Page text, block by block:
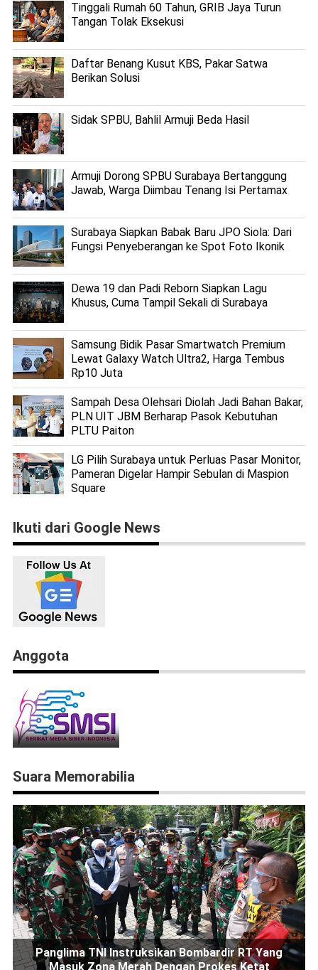
Tinggali Rumah 60 Tahun, GRIB Jaya Turun
Tangan Tolak Eksekusi
Daftar Benang Kusut KBS, Pakar Satwa
Berikan Solusi
Sidak SPBU, Bahlil Armuji Beda Hasil
Armuji Dorong SPBU Surabaya Bertanggung
Jawab, Warga Diimbau Tenang Isi Pertamax
Surabaya Siapkan Babak Baru JPO Siola: Dari
Fungsi Penyeberangan ke Spot Foto Ikonik
Dewa 19 dan Padi Reborn Siapkan Lagu
Khusus, Cuma Tampil Sekali di Surabaya
Samsung Bidik Pasar Smartwatch Premium
Lewat Galaxy Watch Ultra2, Harga Tembus
Rp10 Juta
Sampah Desa Olehsari Diolah Jadi Bahan Bakar,
PLN UIT JBM Berharap Pasok Kebutuhan
PLTU Paiton
LG Pilih Surabaya untuk Perluas Pasar Monitor,
Pameran Digelar Hampir Sebulan di Maspion
Square
Ikuti dari Google News
Anggota
Suara Memorabilia
Panglima TNI Instruksikan Bombardir RT Yang
Masuk Zona Merah Dengan Prokes Ketat